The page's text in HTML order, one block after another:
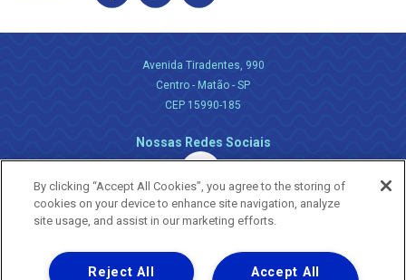
Avenida Tiradentes, 990
Centro - Matão - SP
CEP 15990-185
Nossas Redes Sociais
By clicking “Accept All Cookies”, you agree to the storing of
cookies on your device to enhance site navigation, analyze
site usage, and assist in our marketing efforts.
Accept All
Reject All